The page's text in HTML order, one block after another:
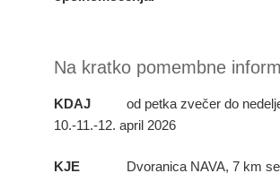
Na kratko pomembne
KDAJ od petka zvečer do
10.-11.-12. april 2026
KJE Dvoranica NAVA, 7 km